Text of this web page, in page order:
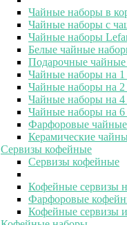
Чайные наборы в
Чайные наборы с
Чайные наборы
Белые чайные
Подарочные
Чайные наборы на 1
Чайные наборы на
Чайные наборы на
Чайные наборы на 6
Фарфоровые
Керамические
Сервизы кофейные
Сервизы кофейные
Кофейные сервизы
Фарфоровые
Кофейные сервизы